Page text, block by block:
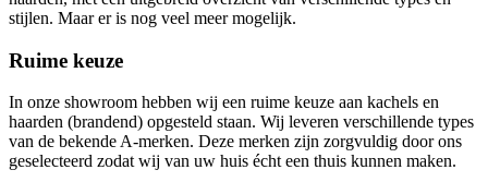
stijlen. Maar er is nog veel meer mogelijk.
Ruime keuze
In onze showroom hebben wij een ruime keuze aan kachels en
haarden (brandend) opgesteld staan. Wij leveren verschillende types
van de bekende A-merken. Deze merken zijn zorgvuldig door ons
geselecteerd zodat wij van uw huis écht een thuis kunnen maken.